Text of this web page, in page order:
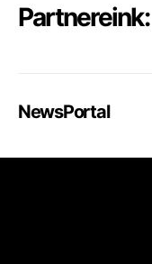
Partnereink:
NewsPortal